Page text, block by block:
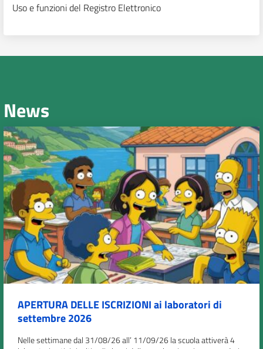
Uso e funzioni del Registro Elettronico
News
APERTURA DELLE ISCRIZIONI ai laboratori di
settembre 2026
Nelle settimane dal 31/08/26 all’ 11/09/26 la scuola attiverà 4